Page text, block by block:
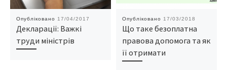
Опубліковано 17/04/2017
Декларації: Важкі
труди міністрів
Опубліковано 17/03/2018
Що таке безоплатна
правова допомога та як
її отримати